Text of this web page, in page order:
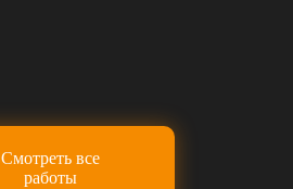
Смотреть все
работы